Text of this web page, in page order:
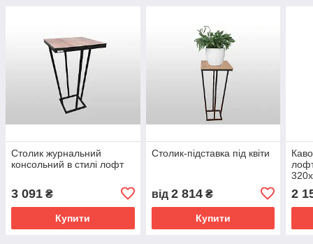
Столик журнальний
консольний в стилі лофт
3 091 ₴
Купити
Столик-підставка під квіти
від 2 814₴
Купити
2